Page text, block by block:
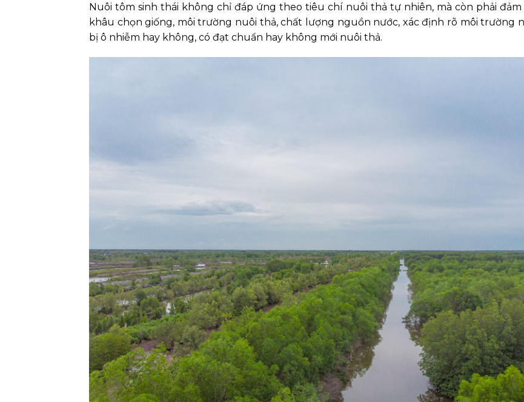
Nuôi tôm sinh thái không chỉ đáp ứng theo tiêu chí nuôi thả tự nhiên, mà còn phải
khâu chọn giống, môi trường nuôi thả, chất lượng nguồn nước, xác định rõ môi trường
bị ô nhiễm hay không, có đạt chuẩn hay không mới nuôi thả.